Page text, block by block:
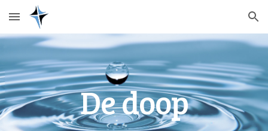
Skip to main content Skip to navigation
De doop